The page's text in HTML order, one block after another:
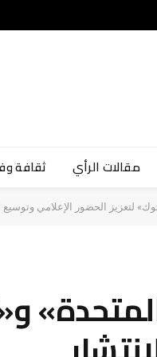
مقالات الرأي ثقافة
لتعزيز الحضور الإعلامي وتوسيع